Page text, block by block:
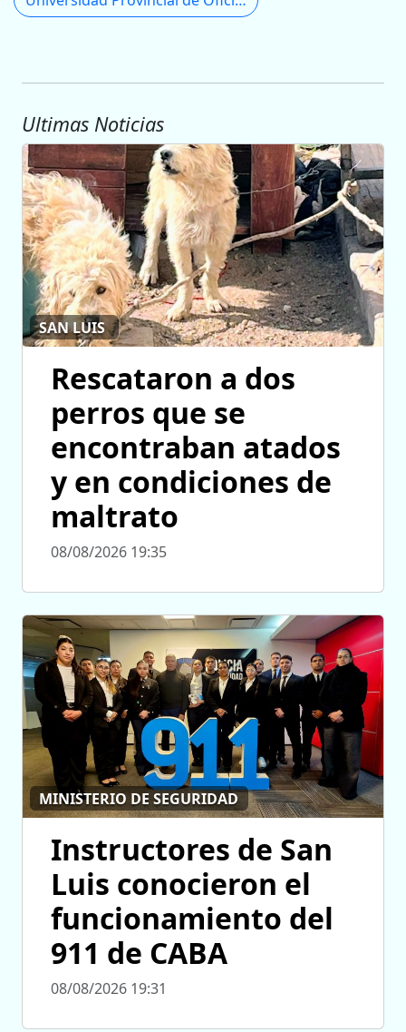
Ultimas Noticias
SAN LUIS
Rescataron a dos
perros que se
encontraban atados
y en condiciones de
maltrato
08/08/2026 19:35
MINISTERIO DE SEGURIDAD
Instructores de San
Luis conocieron el
funcionamiento del
911 de CABA
08/08/2026 19:31